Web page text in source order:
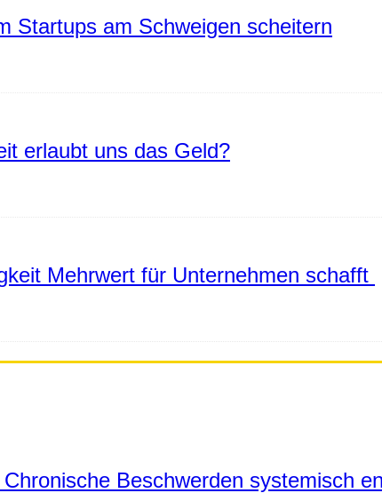
Startups am Schweigen scheitern
erlaubt uns das Geld?
Mehrwert für Unternehmen schafft
Beschwerden systemisch